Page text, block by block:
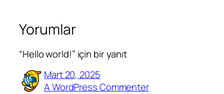
Yorumlar
“Hello world!” için bir yanıt
Mart 20, 2025
A WordPress Commenter